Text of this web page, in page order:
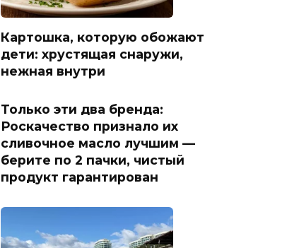
Картошка, которую обожают
дети: хрустящая снаружи,
нежная внутри
Только эти два бренда:
Роскачество признало их
сливочное масло лучшим —
берите по 2 пачки, чистый
продукт гарантирован